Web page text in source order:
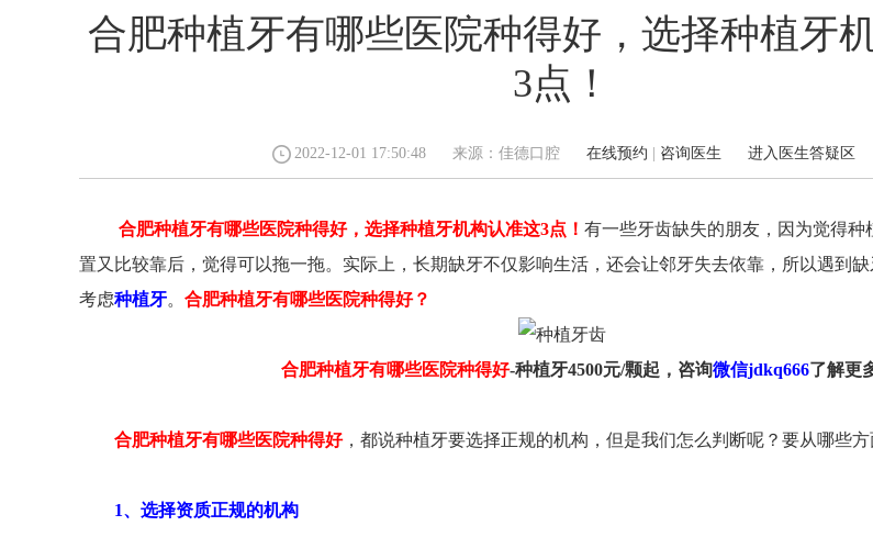
合肥种植牙有哪些医院种得好，选择种植牙
3点！
2022-12-01 17:50:48 来源：佳德口腔 在线预约 咨询医生 进入医生答疑区
合肥种植牙有哪些医院种得好，选择种植牙机构认准这3点！ 有一些牙齿缺失的朋友，因为觉得种
置又比较靠后，觉得可以拖一拖。实际上，长期缺牙不仅影响生活，还会让邻牙失去依靠，所以遇到
考虑种植牙。 合肥种植牙有哪些医院种得好？
合肥种植牙有哪些医院种得好-种植牙4500元/颗起，咨询微信jdkq666了解更
合肥种植牙有哪些医院种得好，都说种植牙要选择正规的机构，但是我们怎么判断呢？要从哪些方
1、选择资质正规的机构
号（五彩城华润置地1楼）
蒙城北路108号(地铁3号线海棠站C2号口/宜家
肥西佳德：青年北路华邦万派城5-8109
新华佳